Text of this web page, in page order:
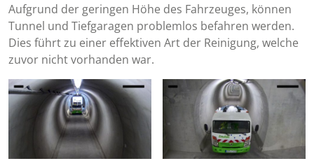
Aufgrund der geringen Höhe des Fahrzeuges, können
Tunnel und Tiefgaragen problemlos befahren werden.
Dies führt zu einer effektiven Art der Reinigung, welche
zuvor nicht vorhanden war.